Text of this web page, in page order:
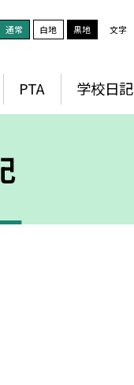
通常 白地 黒地 文字
PTA 学校日記